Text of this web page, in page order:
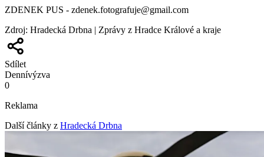
ZDENEK PUS - zdenek.fotografuje@gmail.com
Zdroj: Hradecká Drbna | Zprávy z Hradce Králové a kraje
Sdílet
Dennívýzva
0
Reklama
Další články z Hradecká Drbna